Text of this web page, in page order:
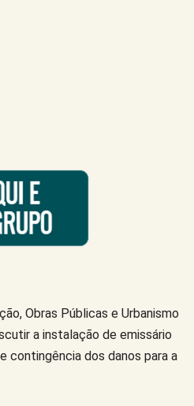
Obras Públicas e Urbanismo
a instalação de emissário
contingência dos danos para a